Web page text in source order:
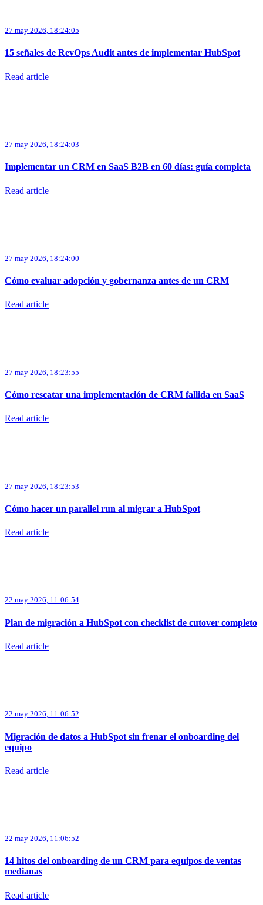
27 may 2026, 18:24:05
15 señales de RevOps Audit antes de implementar HubSpot
Read article
27 may 2026, 18:24:03
Implementar un CRM en SaaS B2B en 60 días: guía completa
Read article
27 may 2026, 18:24:00
Cómo evaluar adopción y gobernanza antes de un CRM
Read article
27 may 2026, 18:23:55
Cómo rescatar una implementación de CRM fallida en SaaS
Read article
27 may 2026, 18:23:53
Cómo hacer un parallel run al migrar a HubSpot
Read article
22 may 2026, 11:06:54
Plan de migración a HubSpot con checklist de cutover completo
Read article
22 may 2026, 11:06:52
Migración de datos a HubSpot sin frenar el onboarding del
equipo
Read article
22 may 2026, 11:06:52
14 hitos del onboarding de un CRM para equipos de ventas
medianas
Read article